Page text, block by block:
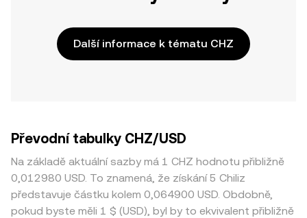
Další informace k tématu CHZ
Převodní tabulky CHZ/USD
Na základě aktuální sazby má 1 CHZ hodnotu přibližně
0,012980 USD. To znamená, že získání 5 Chiliz
představuje částku kolem 0,064900 USD. Obdobně,
pokud byste měli 1 $ (USD), byl by to ekvivalent přibližně